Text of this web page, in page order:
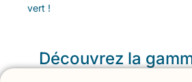
vert !
Découvrez la